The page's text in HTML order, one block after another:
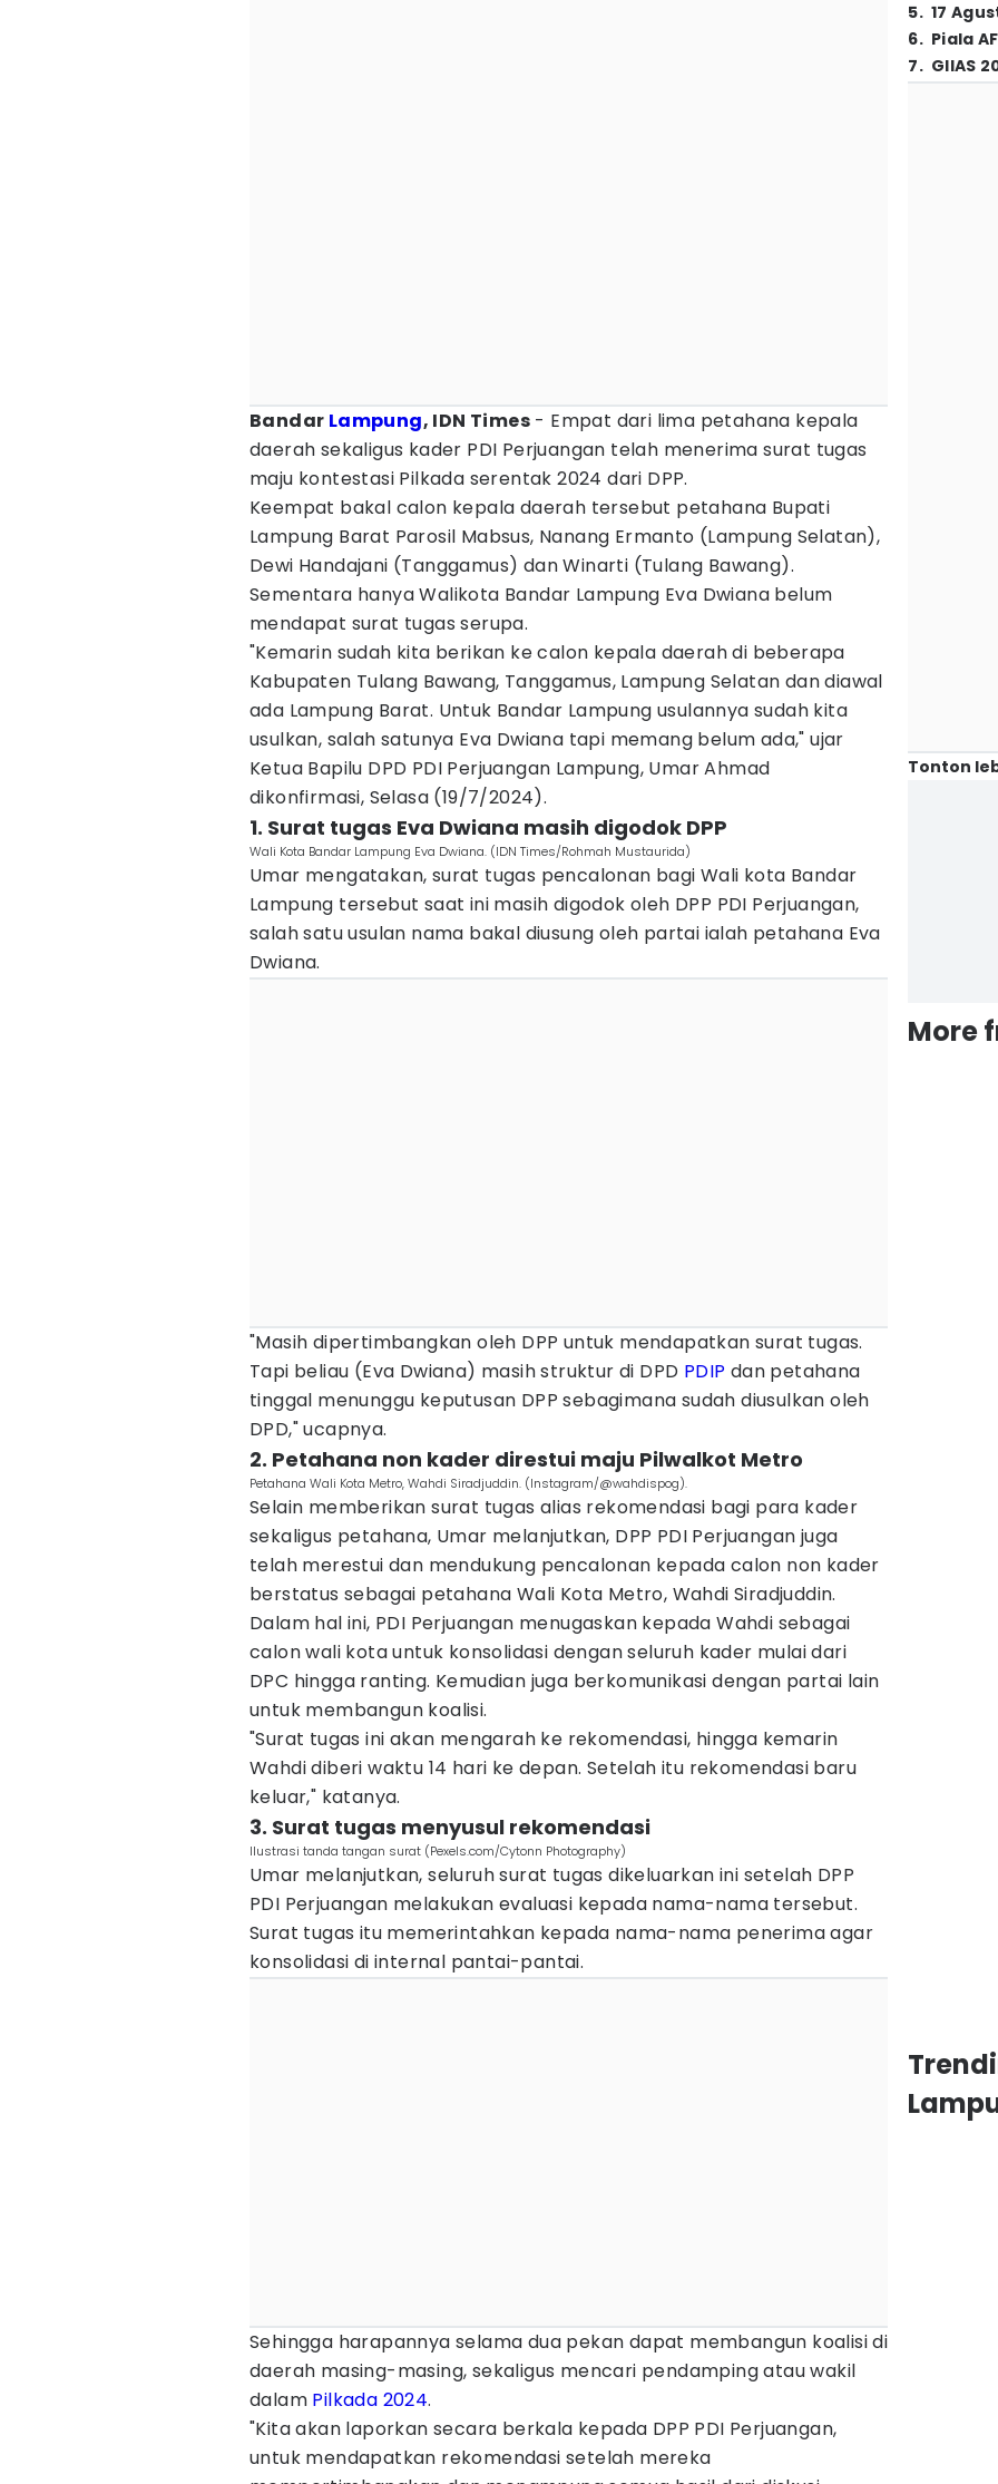
Bandar Lampung, IDN Times - Empat dari lima petahana kepala
daerah sekaligus kader PDI Perjuangan telah menerima surat tugas
maju kontestasi Pilkada serentak 2024 dari DPP.
Keempat bakal calon kepala daerah tersebut petahana Bupati
Lampung Barat Parosil Mabsus, Nanang Ermanto (Lampung Selatan),
Dewi Handajani (Tanggamus) dan Winarti (Tulang Bawang).
Sementara hanya Walikota Bandar Lampung Eva Dwiana belum
mendapat surat tugas serupa.
"Kemarin sudah kita berikan ke calon kepala daerah di beberapa
Kabupaten Tulang Bawang, Tanggamus, Lampung Selatan dan diawal
ada Lampung Barat. Untuk Bandar Lampung usulannya sudah kita
usulkan, salah satunya Eva Dwiana tapi memang belum ada," ujar
Ketua Bapilu DPD PDI Perjuangan Lampung, Umar Ahmad
dikonfirmasi, Selasa (19/7/2024).
1. Surat tugas Eva Dwiana masih digodok DPP
Wali Kota Bandar Lampung Eva Dwiana. (IDN Times/Rohmah Mustaurida)
Umar mengatakan, surat tugas pencalonan bagi Wali kota Bandar
Lampung tersebut saat ini masih digodok oleh DPP PDI Perjuangan,
salah satu usulan nama bakal diusung oleh partai ialah petahana Eva
Dwiana.
"Masih dipertimbangkan oleh DPP untuk mendapatkan surat tugas.
Tapi beliau (Eva Dwiana) masih struktur di DPD PDIP dan petahana
tinggal menunggu keputusan DPP sebagimana sudah diusulkan oleh
DPD," ucapnya.
2. Petahana non kader direstui maju Pilwalkot Metro
Petahana Wali Kota Metro, Wahdi Siradjuddin. (Instagram/@wahdispog).
Selain memberikan surat tugas alias rekomendasi bagi para kader
sekaligus petahana, Umar melanjutkan, DPP PDI Perjuangan juga
telah merestui dan mendukung pencalonan kepada calon non kader
berstatus sebagai petahana Wali Kota Metro, Wahdi Siradjuddin.
Dalam hal ini, PDI Perjuangan menugaskan kepada Wahdi sebagai
calon wali kota untuk konsolidasi dengan seluruh kader mulai dari
DPC hingga ranting. Kemudian juga berkomunikasi dengan partai lain
untuk membangun koalisi.
"Surat tugas ini akan mengarah ke rekomendasi, hingga kemarin
Wahdi diberi waktu 14 hari ke depan. Setelah itu rekomendasi baru
keluar," katanya.
3. Surat tugas menyusul rekomendasi
Ilustrasi tanda tangan surat (Pexels.com/Cytonn Photography)
Umar melanjutkan, seluruh surat tugas dikeluarkan ini setelah DPP
PDI Perjuangan melakukan evaluasi kepada nama-nama tersebut.
Surat tugas itu memerintahkan kepada nama-nama penerima agar
konsolidasi di internal pantai-pantai.
Sehingga harapannya selama dua pekan dapat membangun koalisi di
daerah masing-masing, sekaligus mencari pendamping atau wakil
dalam Pilkada 2024.
"Kita akan laporkan secara berkala kepada DPP PDI Perjuangan,
untuk mendapatkan rekomendasi setelah mereka
5. 17
6. Piala
7. GIIAS
Tonton
More